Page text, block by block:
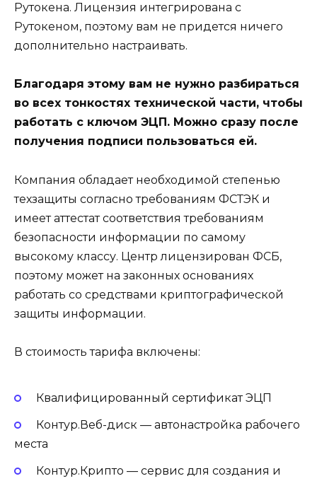
Рутокена. Лицензия интегрирована с
Рутокеном, поэтому вам не придется ничего
дополнительно настраивать.
Благодаря этому вам не нужно разбираться
во всех тонкостях технической части, чтобы
работать с ключом ЭЦП. Можно сразу после
получения подписи пользоваться ей.
Компания обладает необходимой степенью
техзащиты согласно требованиям ФСТЭК и
имеет аттестат соответствия требованиям
безопасности информации по самому
высокому классу. Центр лицензирован ФСБ,
поэтому может на законных основаниях
работать со средствами криптографической
защиты информации.
В стоимость тарифа включены:
Квалифицированный сертификат ЭЦП
Контур.Веб-диск — автонастройка рабочего
места
Контур.Крипто — сервис для создания и